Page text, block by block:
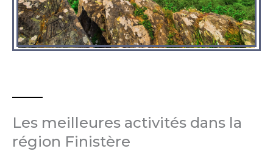
Les meilleures activités dans la
région Finistère